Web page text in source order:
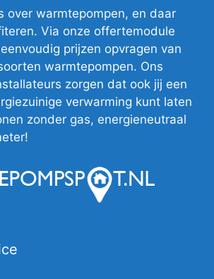
over warmtepompen, en daar
Via onze offertemodule
prijzen opvragen van
warmtepompen. Ons
zorgen dat ook jij een
verwarming kunt laten
zonder gas, energieneutraal